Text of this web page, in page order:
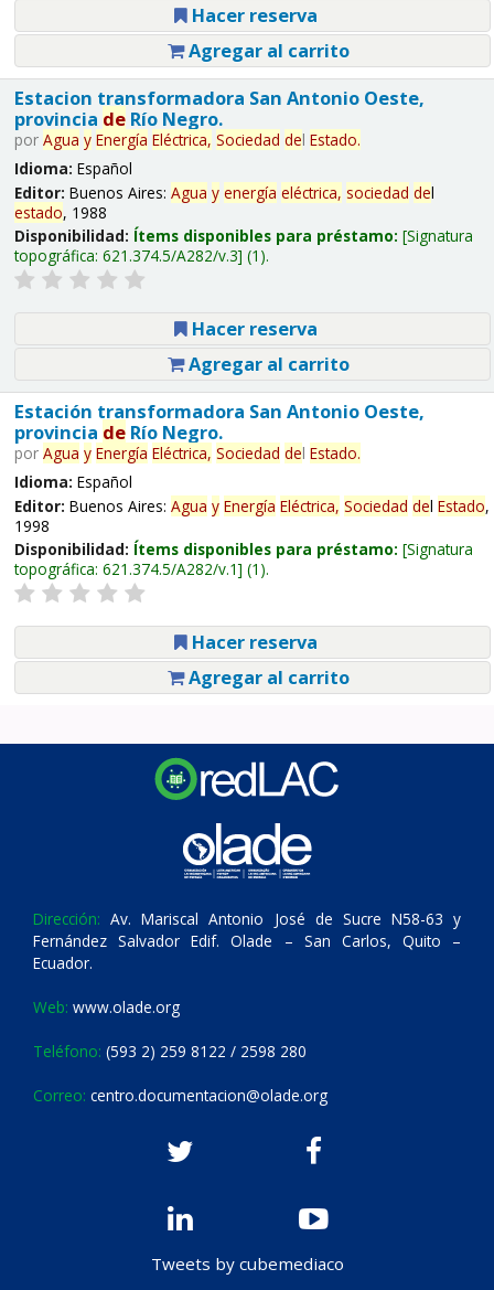
Hacer reserva
Agregar al carrito
Estacion transformadora San Antonio Oeste,
provincia deRío Negro.
por Agua y Energía Eléctrica, Sociedad del Estado.
Idioma: Español
Editor: Buenos Aires: Agua y energía eléctrica, sociedad del
estado, 1988
Disponibilidad: Ítems disponibles para préstamo: Signatura
topográfica: 621.374.5/A282/v.3 (1).
Hacer reserva
Agregar al carrito
Estación transformadora San Antonio Oeste,
provincia deRío Negro.
por Agua y Energía Eléctrica, Sociedad del Estado.
Idioma: Español
Editor: Buenos Aires: Agua y Energía Eléctrica, Sociedad del Estado,
1998
Disponibilidad: Ítems disponibles para préstamo: Signatura
topográfica: 621.374.5/A282/v.1 (1).
Hacer reserva
Agregar al carrito
Dirección: Av. Mariscal Antonio José de Sucre N58-63 y
Fernández Salvador Edif. Olade – San Carlos, Quito –
Ecuador.
Web: www.olade.org
Teléfono: (593 2) 259 8122 / 2598 280
Correo: centro.documentacion@olade.org
Tweets by cubemediaco